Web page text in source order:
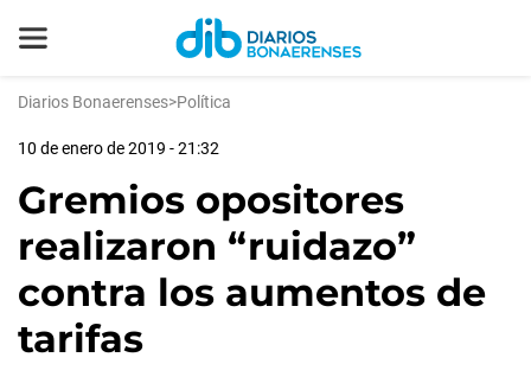
Diarios Bonaerenses>Política
10 de enero de 2019 - 21:32
Gremios opositores
realizaron “ruidazo”
contra los aumentos de
tarifas